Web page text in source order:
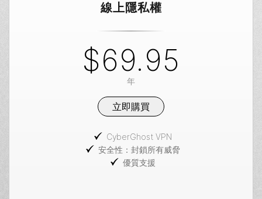
線上隱私權
$69.95
年
立即購買
CyberGhost VPN
安全性：封鎖所有威脅
優質支援